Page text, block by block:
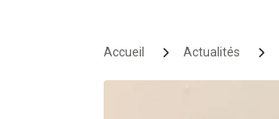
Fil d'Ariane
Accueil Actualités